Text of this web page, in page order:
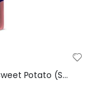
Fish4Dogs Finest Senior Salmon & Sweet Potato (Small Bites) 1,5Kg